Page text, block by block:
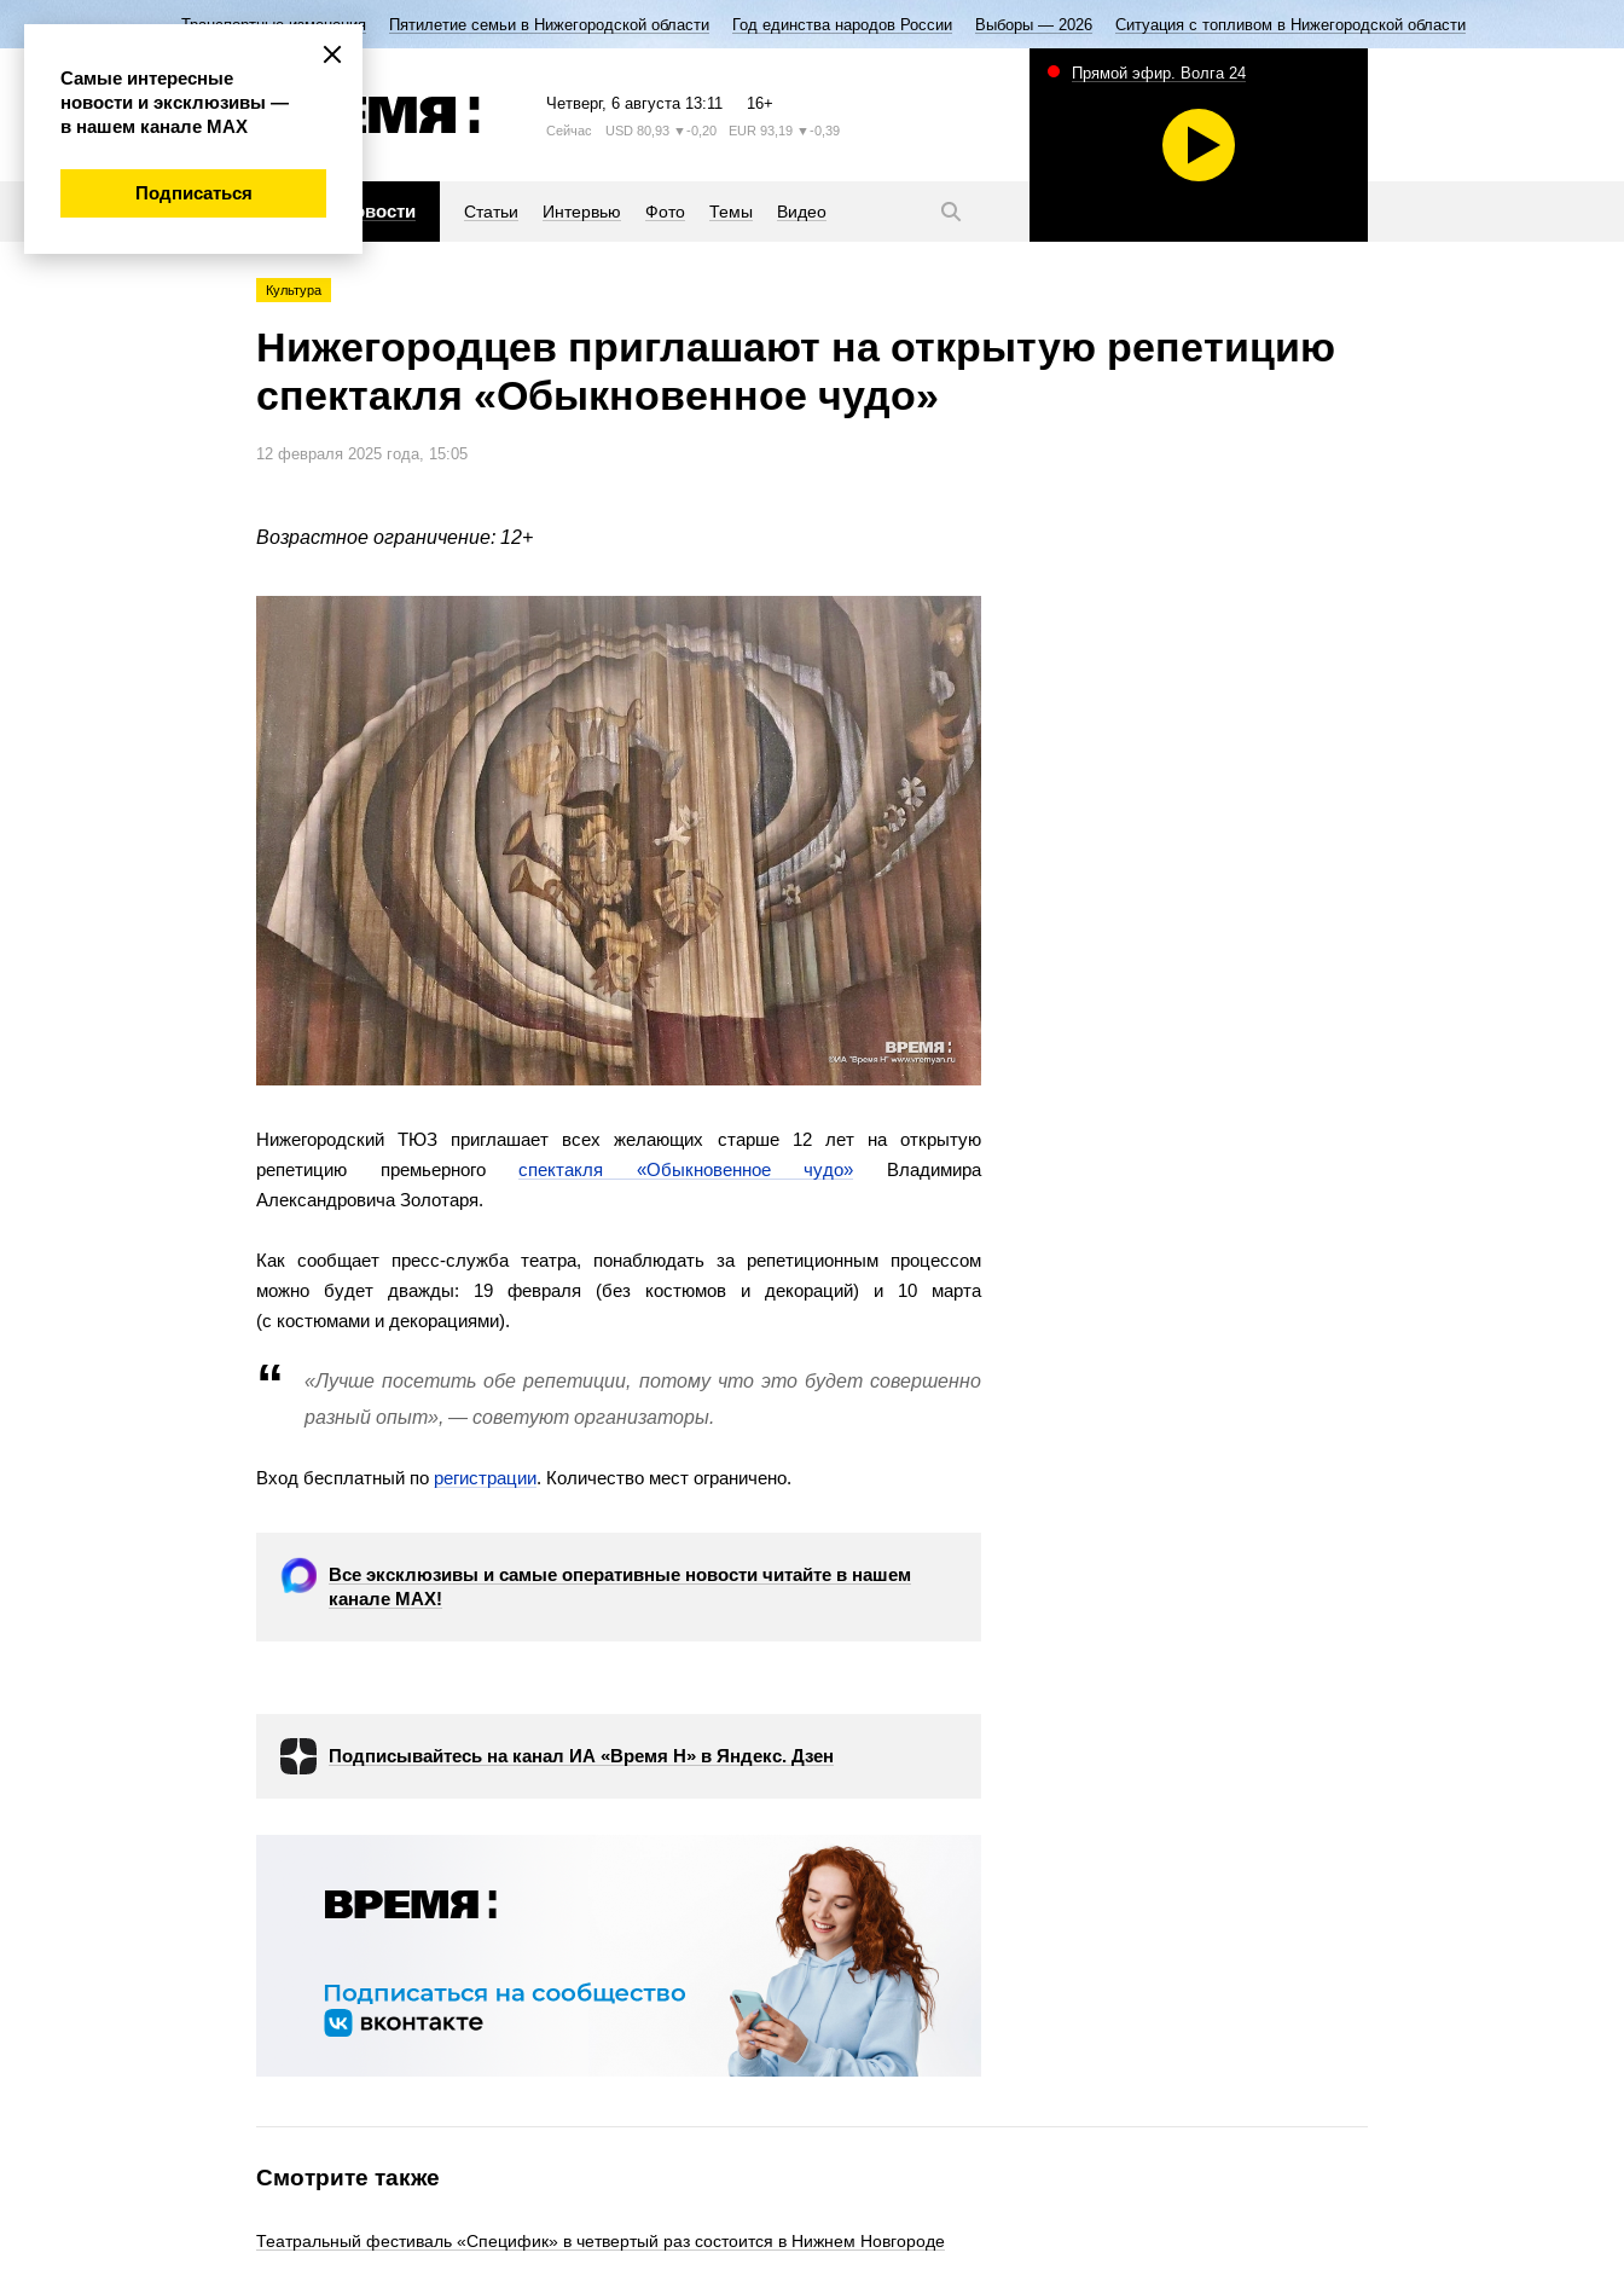
Транспортные изменения Пятилетие семьи в Нижегородской области Год единства народов России Выборы — 2026 Ситуация с топливом в Нижегородской области
Четверг, 6 августа 13:11 16+
Сейчас USD 80,93 ▼-0,20 EUR 93,19 ▼-0,39
Новости Статьи Интервью Фото Темы Видео
Прямой эфир. Волга 24
Культура
Нижегородцев приглашают на открытую репетицию
спектакля «Обыкновенное чудо»
12 февраля 2025 года, 15:05
Возрастное ограничение: 12+
Нижегородский ТЮЗ приглашает всех желающих старше 12 лет на открытую
репетицию премьерногоспектакля «Обыкновенное чудо» Владимира
Александровича Золотаря.
Как сообщает пресс-служба театра, понаблюдать за репетиционным процессом
можно будет дважды: 19 февраля (без костюмов и декораций) и 10 марта
(с костюмами и декорациями).
«Лучше посетить обе репетиции, потому что это будет совершенно
разный опыт», — советуют организаторы.
Вход бесплатный по регистрации. Количество мест ограничено.
Все эксклюзивы и самые оперативные новости читайте в нашем
канале МАХ!
Подписывайтесь на канал ИА «Время Н» в Яндекс. Дзен
Смотрите также
Театральный фестиваль «Специфик» в четвертый раз состоится в Нижнем Новгороде
Самые интересные
новости и эксклюзивы —
в нашем канале МАХ
Подписаться